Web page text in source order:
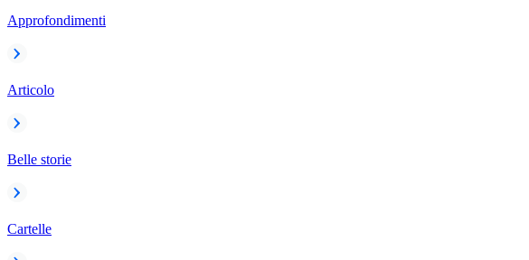
Approfondimenti
Articolo
Belle storie
Cartelle